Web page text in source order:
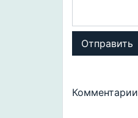
Отправить
Комментарии